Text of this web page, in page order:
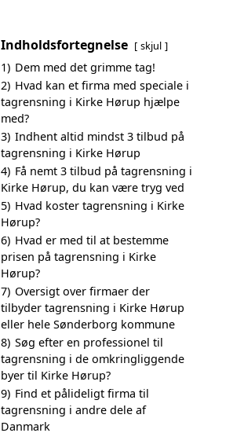
Indholdsfortegnelse skjul
1) Dem med det grimme tag!
2) Hvad kan et firma med speciale i
tagrensning i Kirke Hørup hjælpe
med?
3) Indhent altid mindst 3 tilbud på
tagrensning i Kirke Hørup
4) Få nemt 3 tilbud på tagrensning i
Kirke Hørup, du kan være tryg ved
5) Hvad koster tagrensning i Kirke
Hørup?
6) Hvad er med til at bestemme
prisen på tagrensning i Kirke
Hørup?
7) Oversigt over firmaer der
tilbyder tagrensning i Kirke Hørup
eller hele Sønderborg kommune
8) Søg efter en professionel til
tagrensning i de omkringliggende
byer til Kirke Hørup?
9) Find et pålideligt firma til
tagrensning i andre dele af
Danmark